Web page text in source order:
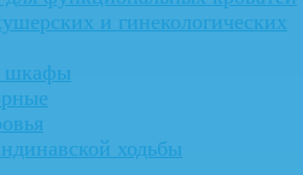
и гинекологических
шкафы
ходьбы